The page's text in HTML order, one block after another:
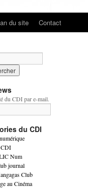
du site Contact
du CDI par e-mail.
du CDI
Num
journal
Club
au Cinéma